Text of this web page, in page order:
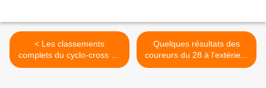
< Les classements
complets du cyclo-cross de
Maintenon (28)
Quelques résultats des
coureurs du 28 à l'extérieur
>